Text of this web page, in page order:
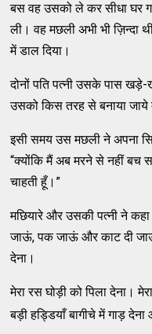
बस वह उसको ले कर सीधा घर
ली। वह मछली अभी भी ज़िन्दा
में डाल दिया।
दोनों पति पत्नी उसके पास
उसको किस तरह से बनाया जाये
इसी समय उस मछली ने अपना
“क्योंकि मैं अब मरने से नहीं बच
चाहती हूँ।”
मछियारे और उसकी पत्नी ने कहा
जाऊं, पक जाऊं और काट दी
देना।
मेरा रस घोड़ी को पिला देना।
बड़ी हड्डियाँ बागीचे में गाड़